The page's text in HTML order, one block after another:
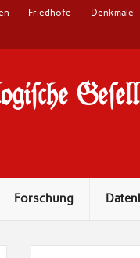
Friedhöfe Denkmale
Forschung